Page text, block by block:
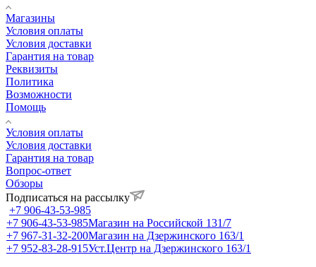
Магазины
Условия оплаты
Условия доставки
Гарантия на товар
Реквизиты
Политика
Возможности
Помощь
Условия оплаты
Условия доставки
Гарантия на товар
Вопрос-ответ
Обзоры
Подписаться на рассылку
+7 906-43-53-985
+7 906-43-53-985Магазин на Российской 131/7
+7 967-31-32-200Магазин на Дзержинского 163/1
+7 952-83-28-915Уст.Центр на Дзержинского 163/1